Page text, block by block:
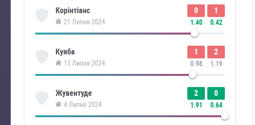
Корінтіанс
21 Липня 2024
0
1.40
1
0.42
Куяба
13 Липня 2024
1
0.98
2
1.19
Жувентуде
4 Липня 2024
2
1.91
0
0.64